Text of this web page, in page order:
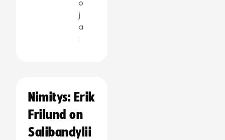
o
j
a
:
Nimitys: Erik
Frilund on
Salibandylii